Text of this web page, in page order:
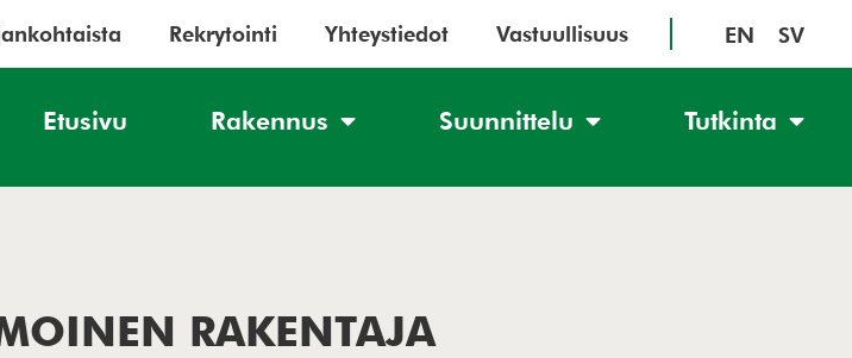
Rekrytointi Yhteystiedot Vastuullisuus EN SV
Etusivu Rakennus Suunnittelu Tutkinta
RAKENTAJA